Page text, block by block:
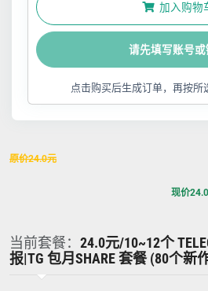
加入购物
请先填写账号或
点击购买后生成订单，再按所
原价24.0元
现价24.0
当前套餐： 24.0元/10~12个
报|TG 包月SHARE 套餐 (80个新